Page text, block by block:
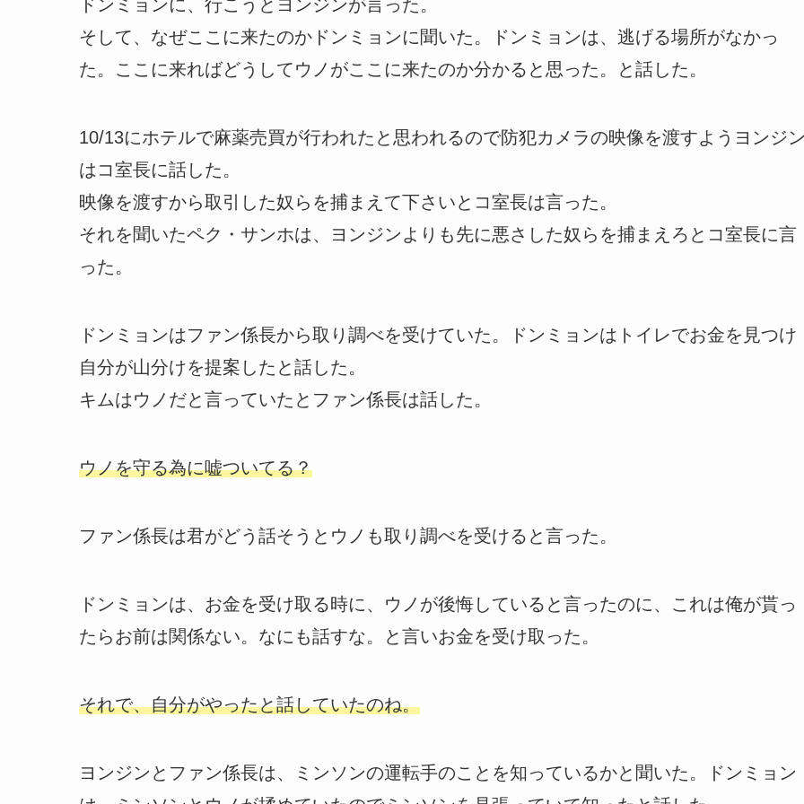
ドンミョンに、行こうとヨンジンが言った。
そして、なぜここに来たのかドンミョンに聞いた。ドンミョンは、逃げる場所がなかっ
た。ここに来ればどうしてウノがここに来たのか分かると思った。と話した。
10/13にホテルで麻薬売買が行われたと思われるので防犯カメラの映像を渡すようヨンジ
はコ室長に話した。
映像を渡すから取引した奴らを捕まえて下さいとコ室長は言った。
それを聞いたペク・サンホは、ヨンジンよりも先に悪さした奴らを捕まえろとコ室長に言
った。
ドンミョンはファン係長から取り調べを受けていた。ドンミョンはトイレでお金を見つけ
自分が山分けを提案したと話した。
キムはウノだと言っていたとファン係長は話した。
ウノを守る為に嘘ついてる？
ファン係長は君がどう話そうとウノも取り調べを受けると言った。
ドンミョンは、お金を受け取る時に、ウノが後悔していると言ったのに、これは俺が貰っ
たらお前は関係ない。なにも話すな。と言いお金を受け取った。
それで、自分がやったと話していたのね。
ヨンジンとファン係長は、ミンソンの運転手のことを知っているかと聞いた。ドンミョン